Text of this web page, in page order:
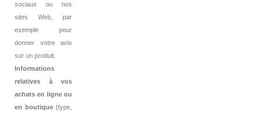
sociaux ou nos
sites Web, par
exemple pour
donner votre avis
sur un produit.
Informations
relatives à vos
achats en ligne ou
en boutique(type,